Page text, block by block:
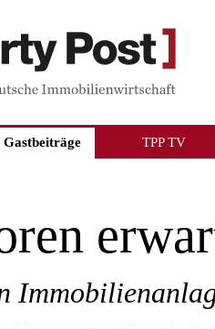
Gastbeiträge TPP TV